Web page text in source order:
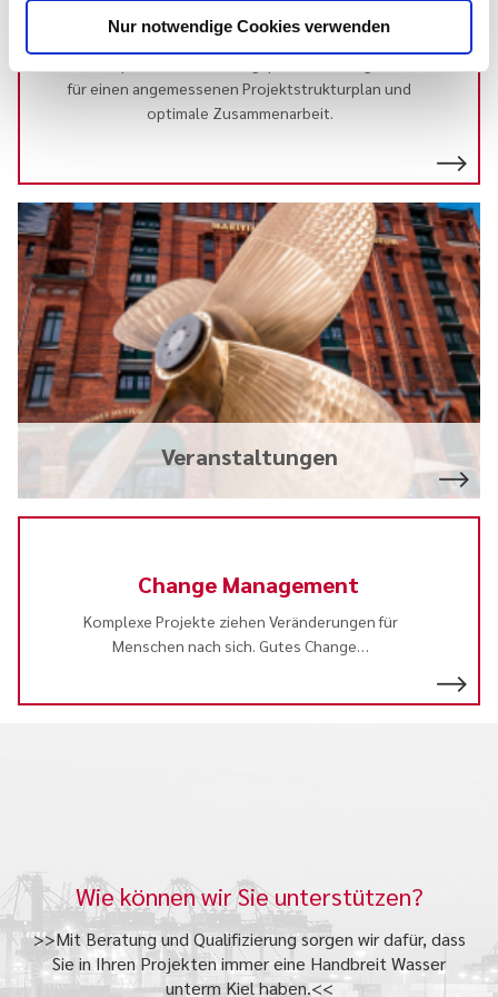
Nur notwendige Cookies verwenden
Projektmanagement
für einen angemessenen Projektstrukturplan und
optimale Zusammenarbeit.
Veranstaltungen
Change Management
Komplexe Projekte ziehen Veränderungen für
Menschen nach sich. Gutes Change…
Wie können wir Sie unterstützen?
>>Mit Beratung und Qualifizierung sorgen wir dafür, dass
Sie in Ihren Projekten immer eine Handbreit Wasser
unterm Kiel haben.<<